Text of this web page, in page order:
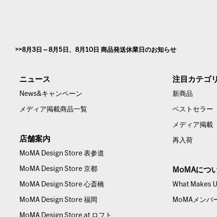
8月3日～8月5日、8月10日 商品発送休業日のお知らせ
ニュース
News&キャンペーン
メディア掲載商品一覧
店舗案内
MoMA Design Store 表参道
MoMA Design Store 京都
MoMA Design Store 心斎橋
MoMA Design Store 福岡
MoMA Design Store at ロフト
注目カテゴ
新商品
ベストセラー
メディア掲載
再入荷
MoMAにつ
What Makes
MoMAメンバ